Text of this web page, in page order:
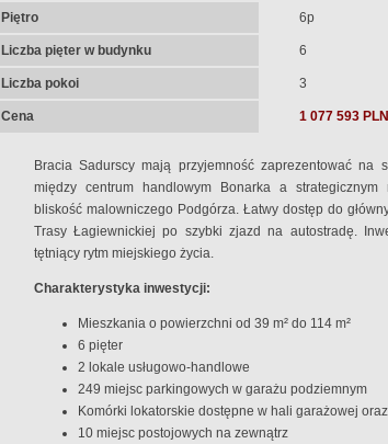
Piętro 6p
Liczba pięter w budynku 6
Liczba pokoi 3
Cena 1 077 593 PLN
Bracia Sadurscy mają przyjemność zaprezentować na
między centrum handlowym Bonarka a strategicznym
bliskość malowniczego Podgórza. Łatwy dostęp do
Trasy Łagiewnickiej po szybki zjazd na autostradę.
tętniący rytm miejskiego życia.
Charakterystyka inwestycji:
Mieszkania o powierzchni od 39 m² do 114 m²
6 pięter
2 lokale usługowo-handlowe
249 miejsc parkingowych w garażu podziemnym
Komórki lokatorskie dostępne w hali garażowej
10 miejsc postojowych na zewnątrz